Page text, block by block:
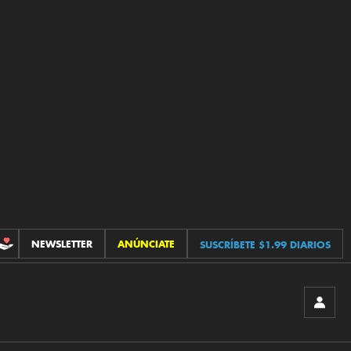
CONTRIBUCIONES
NEWSLETTER ANÚNCIATE SUSCRÍBETE $1.99 DIARIOS